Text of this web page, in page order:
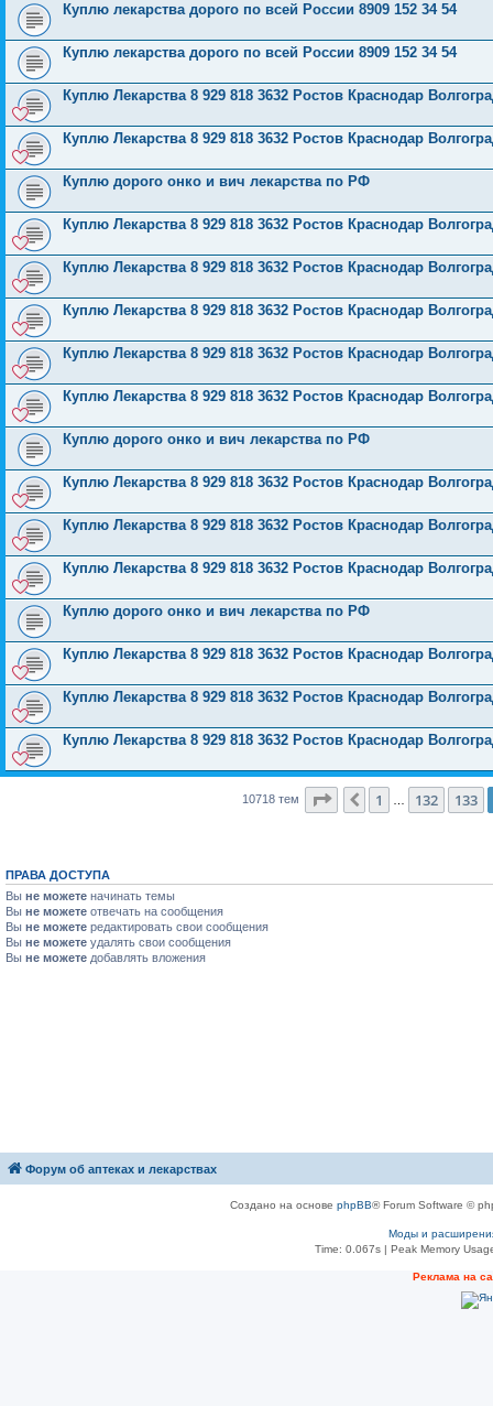
Куплю лекарства дорого по всей России 8909 152 34 54
Куплю лекарства дорого по всей России 8909 152 34 54
Куплю Лекарства 8 929 818 3632 Ростов Краснодар
Куплю Лекарства 8 929 818 3632 Ростов Краснодар
Куплю дорого онко и вич лекарства по РФ
Куплю Лекарства 8 929 818 3632 Ростов Краснодар
Куплю Лекарства 8 929 818 3632 Ростов Краснодар
Куплю Лекарства 8 929 818 3632 Ростов Краснодар
Куплю Лекарства 8 929 818 3632 Ростов Краснодар
Куплю Лекарства 8 929 818 3632 Ростов Краснодар
Куплю дорого онко и вич лекарства по РФ
Куплю Лекарства 8 929 818 3632 Ростов Краснодар
Куплю Лекарства 8 929 818 3632 Ростов Краснодар
Куплю Лекарства 8 929 818 3632 Ростов Краснодар
Куплю дорого онко и вич лекарства по РФ
Куплю Лекарства 8 929 818 3632 Ростов Краснодар
Куплю Лекарства 8 929 818 3632 Ростов Краснодар
Куплю Лекарства 8 929 818 3632 Ростов Краснодар
10718 тем Страница 134из 429
Пред.
1 132 133
ПРАВА ДОСТУПА
Вы не можете начинать темы
Вы не можете отвечать на сообщения
Вы не можете редактировать свои сообщения
Вы не можете удалять свои сообщения
Вы не можете добавлять вложения
Форум об аптеках и лекарствах
Создано на основе phpBB® Forum Software ©
Моды и
Time: 0.067s| Peak Memory
Рeклама на